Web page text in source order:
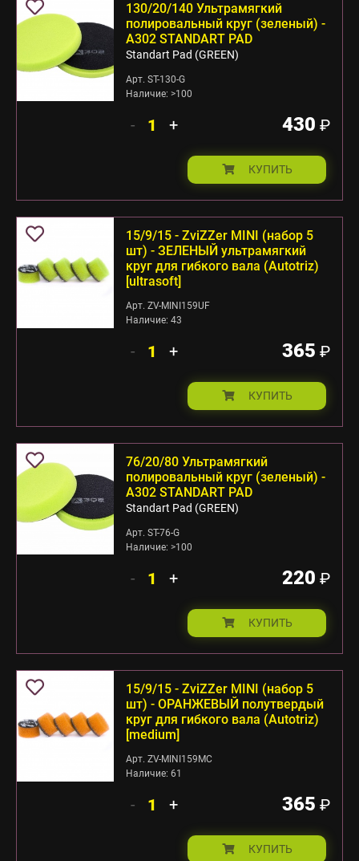
130/20/140 Ультрамягкий
полировальный круг (зеленый) -
А302 STANDART PAD
Standart Pad (GREEN)
Арт. ST-130-G
Наличие: >100
- + 430 ₽
КУПИТЬ
15/9/15 - ZviZZer MINI (набор 5
шт) - ЗЕЛЕНЫЙ ультрамягкий
круг для гибкого вала (Autotriz)
[ultrasoft]
Арт. ZV-MINI159UF
Наличие: 43
- + 365 ₽
КУПИТЬ
76/20/80 Ультрамягкий
полировальный круг (зеленый) -
А302 STANDART PAD
Standart Pad (GREEN)
Арт. ST-76-G
Наличие: >100
- + 220 ₽
КУПИТЬ
15/9/15 - ZviZZer MINI (набор 5
шт) - ОРАНЖЕВЫЙ полутвердый
круг для гибкого вала (Autotriz)
[medium]
Арт. ZV-MINI159MC
Наличие: 61
- + 365 ₽
КУПИТЬ